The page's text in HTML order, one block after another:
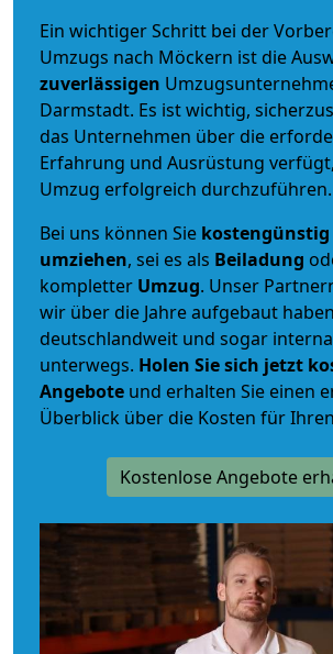
Ein wichtiger Schritt bei der
Umzugs nach Möckern ist die
zuverlässigen
Darmstadt. Es ist wichtig,
das Unternehmen über die
Erfahrung und Ausrüstung
Umzug erfolgreich durchzuführen.
Bei uns können Sie kostengünstig
umziehen, sei es als Beiladung
kompletter Umzug. Unser
wir über die Jahre aufgebaut
deutschlandweit und sogar
unterwegs. Holen Sie sich jetzt
Angebote und erhalten Sie einen
Überblick über die Kosten für
Kostenlose Angebote